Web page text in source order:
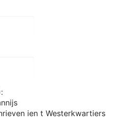
Schrieven ien t Westerkwartiers